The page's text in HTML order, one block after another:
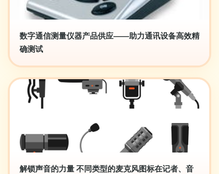
数字通信测量仪器产品供应——助力通讯设备高效精
确测试
解锁声音的力量 不同类型的麦克风图标在记者、音